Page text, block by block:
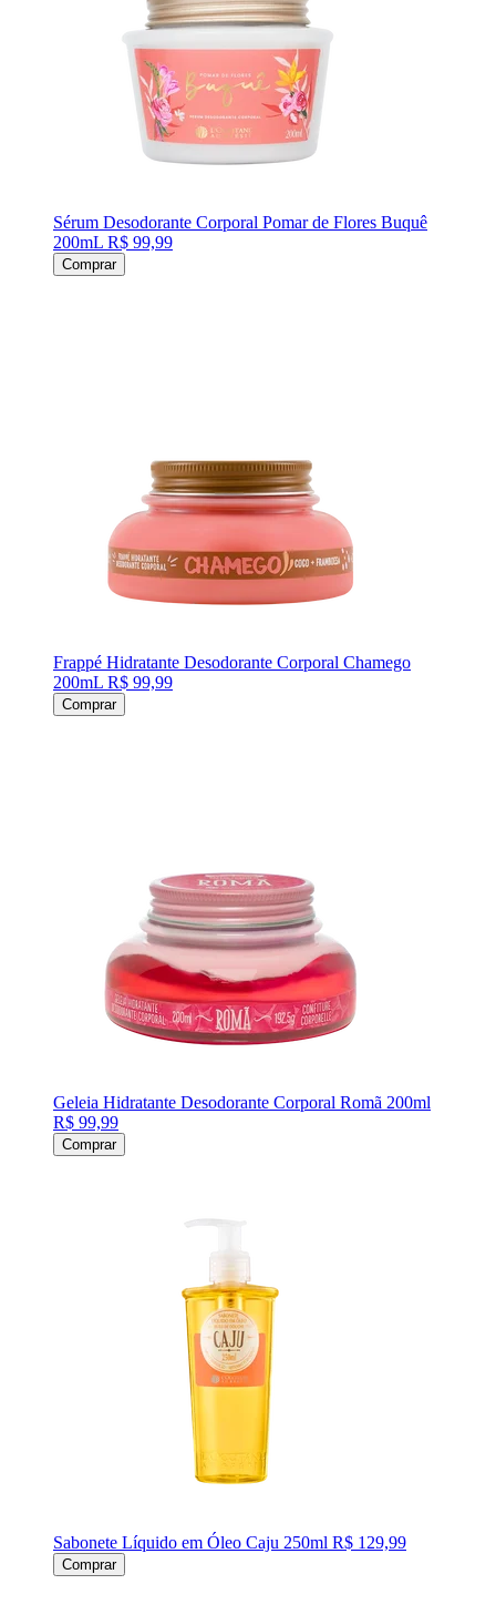
Sérum Desodorante Corporal Pomar de Flores Buquê
200mL R$ 99,99
Comprar
Frappé Hidratante Desodorante Corporal Chamego
200mL R$ 99,99
Comprar
Geleia Hidratante Desodorante Corporal Romã 200ml
R$ 99,99
Comprar
Sabonete Líquido em Óleo Caju 250ml R$ 129,99
Comprar